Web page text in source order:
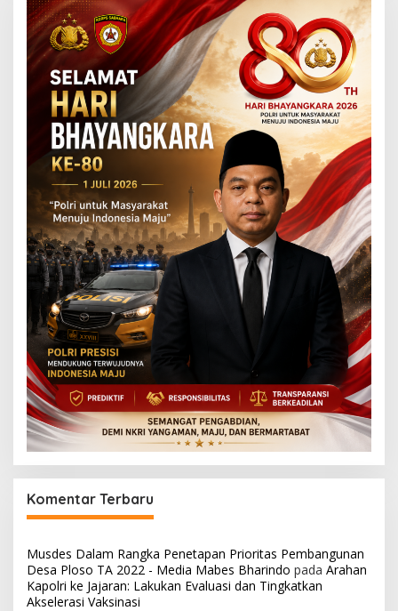
Komentar Terbaru
Musdes Dalam Rangka Penetapan Prioritas Pembangunan
Desa Ploso TA 2022 - Media Mabes Bharindo pada Arahan
Kapolri ke Jajaran: Lakukan Evaluasi dan Tingkatkan
Akselerasi Vaksinasi